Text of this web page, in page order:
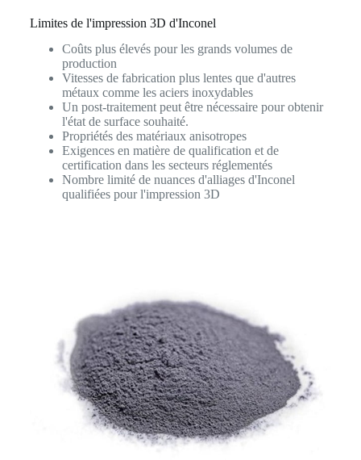
Limites de l'impression 3D d'Inconel
Coûts plus élevés pour les grands volumes de
production
Vitesses de fabrication plus lentes que d'autres
métaux comme les aciers inoxydables
Un post-traitement peut être nécessaire pour obtenir
l'état de surface souhaité.
Propriétés des matériaux anisotropes
Exigences en matière de qualification et de
certification dans les secteurs réglementés
Nombre limité de nuances d'alliages d'Inconel
qualifiées pour l'impression 3D